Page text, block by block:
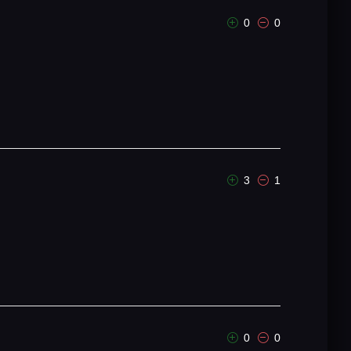
0 0
3 1
0 0